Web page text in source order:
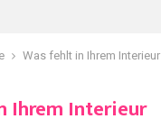
Was fehlt in Ihrem Interieur
Ihrem Interieur